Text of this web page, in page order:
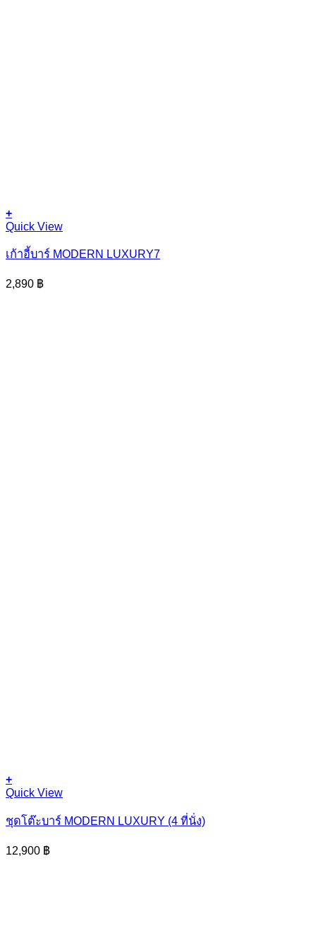
+
Quick View
เก้าอี้บาร์ MODERN LUXURY7
2,890 ฿
+
Quick View
ชุดโต๊ะบาร์ MODERN LUXURY (4 ที่นั่ง)
12,900 ฿